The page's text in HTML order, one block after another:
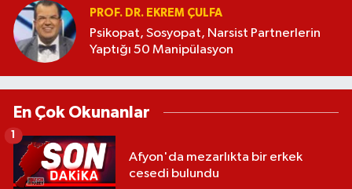
PROF. DR. EKREM ÇULFA
Psikopat, Sosyopat, Narsist Partnerlerin
Yaptığı 50 Manipülasyon
En Çok Okunanlar
Afyon'da mezarlıkta bir erkek
cesedi bulundu
1